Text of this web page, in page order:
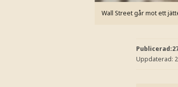
Wall Street går mot ett
Publicerad:
Uppdaterad: